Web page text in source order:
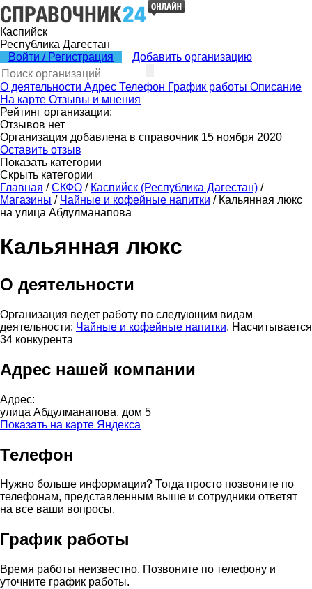
Каспийск
Республика Дагестан
Войти / Регистрация
Добавить организацию
О деятельности Адрес Телефон График работы Описание
На карте Отзывы и мнения
Рейтинг организации:
Отзывов нет
Организация добавлена в справочник 15 ноября 2020
Оставить отзыв
Показать категории
Скрыть категории
Главная / СКФО / Каспийск (Республика Дагестан) /
Магазины / Чайные и кофейные напитки / Кальянная люкс
на улица Абдулманапова
Кальянная люкс
О деятельности
Организация ведет работу по следующим видам
деятельности: Чайные и кофейные напитки. Насчитывается
34 конкурента
Адрес нашей компании
Адрес:
улица Абдулманапова, дом 5
Показать на карте Яндекса
Телефон
Нужно больше информации? Тогда просто позвоните по
телефонам, представленным выше и сотрудники ответят
на все ваши вопросы.
График работы
Время работы неизвестно. Позвоните по телефону и
уточните график работы.